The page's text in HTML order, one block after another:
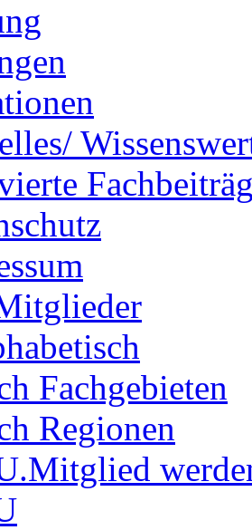
Fachgebieten
Regionen